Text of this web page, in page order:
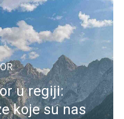
u regiji:
koje su nas